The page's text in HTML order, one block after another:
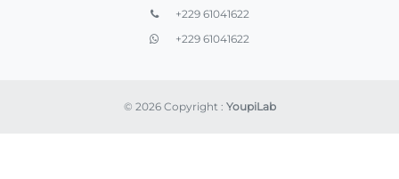
+229 61041622
+229 61041622
© 2026 Copyright : YoupiLab